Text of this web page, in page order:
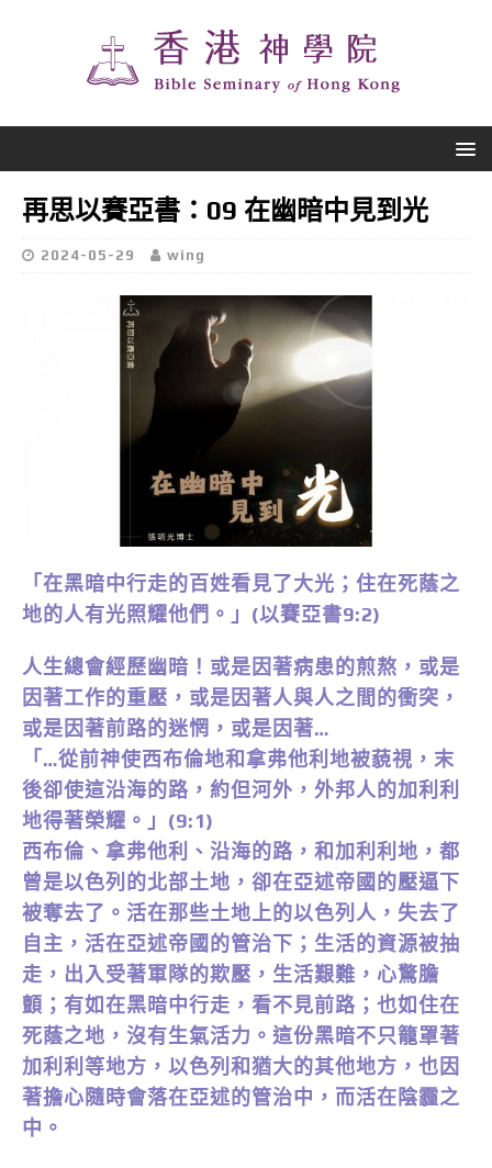
再思以賽亞書：09 在幽暗中見到光
2024-05-29 wing
「在黑暗中行走的百姓看見了大光；住在死蔭之
地的人有光照耀他們。」(以賽亞書9:2)
人生總會經歷幽暗！或是因著病患的煎熬，或是
因著工作的重壓，或是因著人與人之間的衝突，
或是因著前路的迷惘，或是因著…
「…從前神使西布倫地和拿弗他利地被藐視，末
後卻使這沿海的路，約但河外，外邦人的加利利
地得著榮耀。」(9:1)
西布倫、拿弗他利、沿海的路，和加利利地，都
曾是以色列的北部土地，卻在亞述帝國的壓逼下
被奪去了。活在那些土地上的以色列人，失去了
自主，活在亞述帝國的管治下；生活的資源被抽
走，出入受著軍隊的欺壓，生活艱難，心驚膽
顫；有如在黑暗中行走，看不見前路；也如住在
死蔭之地，沒有生氣活力。這份黑暗不只籠罩著
加利利等地方，以色列和猶大的其他地方，也因
著擔心隨時會落在亞述的管治中，而活在陰霾之
中。